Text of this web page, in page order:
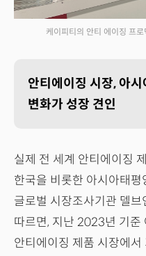
케이피티의 안티 에이징 프로
안티에이징 시장, 아
변화가 성장 견인
실제 전 세계 안티에이징
한국을 비롯한 아시아태
글로벌 시장조사기관 델
따르면, 지난 2023년 기준
안티에이징 제품 시장에